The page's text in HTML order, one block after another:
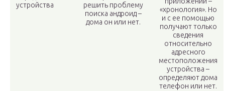
устройства
решить проблему
поиска андроид –
дома он или нет.
«хронология». Но
и с ее помощью
получают только
сведения
относительно
адресного
местоположения
устройства –
определяют дома
телефон или нет.